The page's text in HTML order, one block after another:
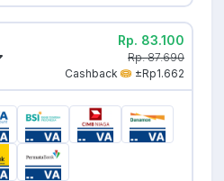
Rp. 83.100
Rp. 87.690
Cashback
±Rp1.662